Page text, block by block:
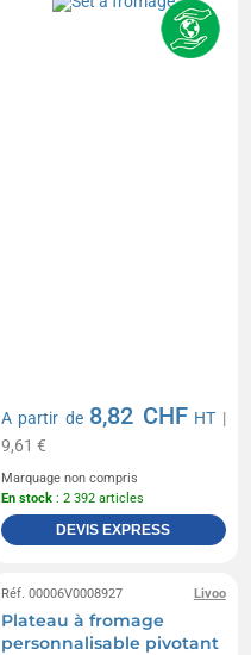
A partir de 8,82 CHF HT |
9,61 €
Marquage non compris
En stock : 2 392 articles
DEVIS EXPRESS
Livoo
Réf. 00006V0008927
Plateau à fromage
personnalisable pivotant